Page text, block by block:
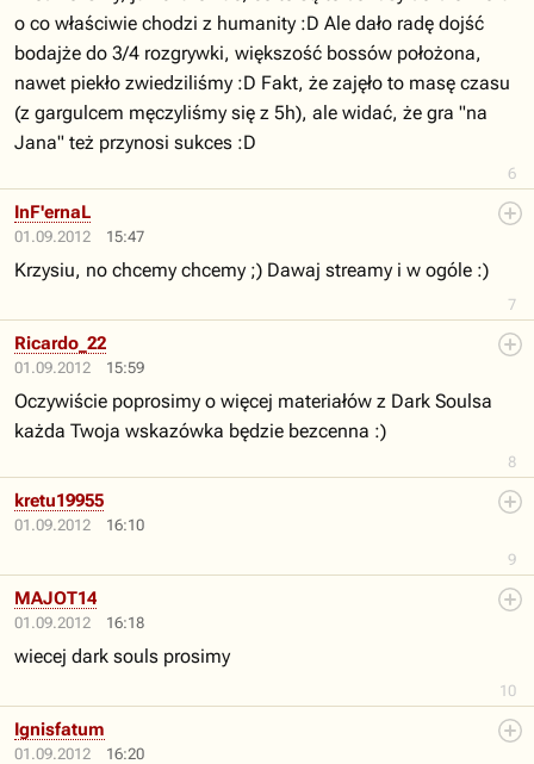
6
o co właściwie chodzi z humanity :D Ale dało radę dojść
bodajże do 3/4 rozgrywki, większość bossów położona,
nawet piekło zwiedziliśmy :D Fakt, że zajęło to masę czasu
(z gargulcem męczyliśmy się z 5h), ale widać, że gra "na
Jana" też przynosi sukces :D
01.09.2012 15:47
7
InF'ernaL
Krzysiu, no chcemy chcemy ;) Dawaj streamy i w ogóle :)
01.09.2012 15:59
8
Ricardo_22
Oczywiście poprosimy o więcej materiałów z Dark Soulsa
każda Twoja wskazówka będzie bezcenna :)
01.09.2012
16:10
9
kretu19955
01.09.2012 16:18
10
MAJOT14
wiecej dark souls prosimy
01.09.2012 16:20
Ignisfatum